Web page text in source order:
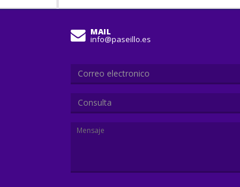
MAIL
info@paseillo.es
Consulta